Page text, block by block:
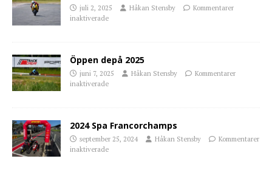
juli 2, 2025 Håkan Stensby
Kommentarer
inaktiverade
Öppen depå 2025
juni 7, 2025 Håkan Stensby
Kommentarer
inaktiverade
2024 Spa Francorchamps
september 25, 2024 Håkan Stensby
Kommentarer
inaktiverade